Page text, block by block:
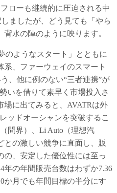
ローも継続的に圧迫される中
ましたが、どう見ても「やら
水の陣のように映ります。
のようなスタート」とともに
、ファーウェイのスマート
、他に例のない“三者連携”が
いを借りて素早く市場投入さ
場に出てみると、AVATRは外
ッドオーシャンを突破するこ
問界）、Li Auto（理想汽
との激しい競争に直面し、販
の、安定した優位性には至っ
年の年間販売台数はわずか7.36
か月でも年間目標の半分にす